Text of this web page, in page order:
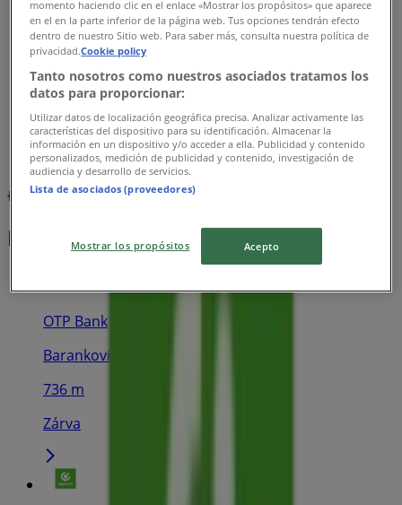
{"numCatalogs":0}
Menetrendek és címek OTP Bank
OTP Bank
Barankovics tér 15., Polgár
736 m
Zárva
momento haciendo clic en el enlace «Mostrar los propósitos» que aparece
en el en la parte inferior de la página web. Tus opciones tendrán efecto
dentro de nuestro Sitio web. Para saber más, consulta nuestra política de
privacidad.Cookie policy
Tanto nosotros como nuestros asociados tratamos los
datos para proporcionar:
Utilizar datos de localización geográfica precisa. Analizar activamente las
características del dispositivo para su identificación. Almacenar la
información en un dispositivo y/o acceder a ella. Publicidad y contenido
personalizados, medición de publicidad y contenido, investigación de
audiencia y desarrollo de servicios.
Lista de asociados (proveedores)
Mostrar los propósitos Acepto